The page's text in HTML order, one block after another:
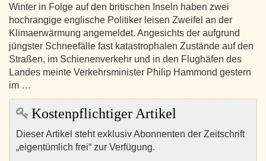
Winter in Folge auf den britischen Inseln haben zwei
hochrangige englische Politiker leisen Zweifel an der
Klimaerwärmung angemeldet. Angesichts der aufgrund
jüngster Schneefälle fast katastrophalen Zustände auf den
Straßen, im Schienenverkehr und in den Flughäfen des
Landes meinte Verkehrsminister Philip Hammond gestern
im …
Kostenpflichtiger Artikel
Dieser Artikel steht exklusiv Abonnenten der Zeitschrift
„eigentümlich frei“ zur Verfügung.